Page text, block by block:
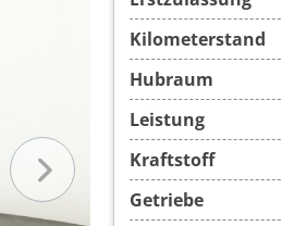
Kilometerstand
Hubraum
Leistung
Kraftstoff
Getriebe